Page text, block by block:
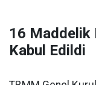
16 Maddelik
Kabul Edildi